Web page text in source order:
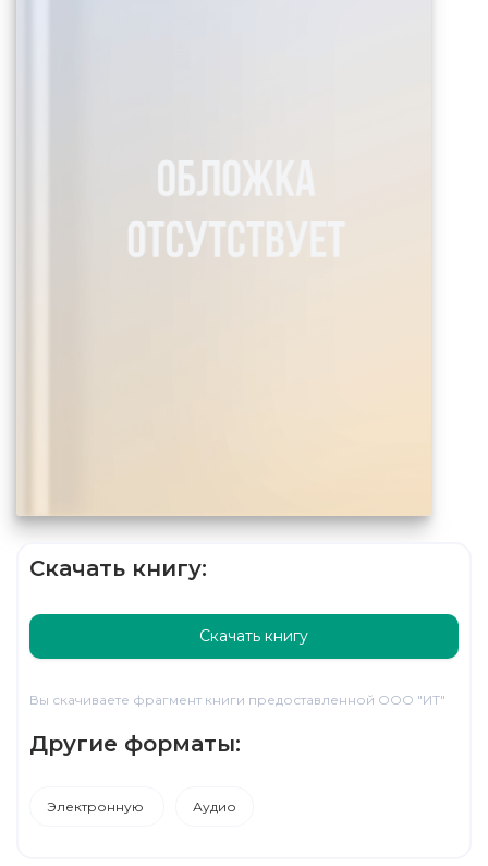
Скачать книгу:
Скачать книгу
Вы скачиваете фрагмент книги предоставленной ООО "ИТ"
Другие форматы:
Электронную Аудио